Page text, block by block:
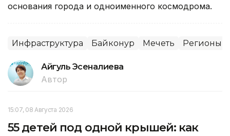
основания города и одноименного космодрома.
Инфраструктура Байконур Мечеть Регионы
Айгуль Эсеналиева
Автор
15:07, 08 Августа 2026
55 детей под одной крышей: как